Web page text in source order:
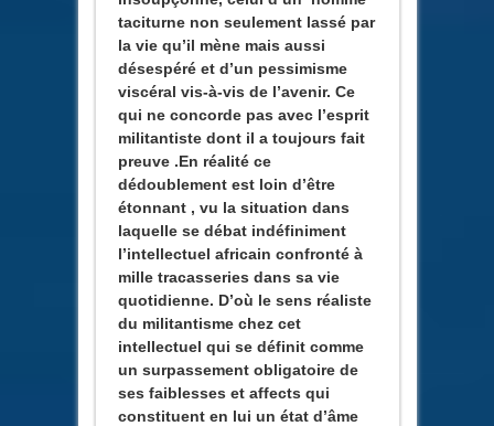
taciturne non seulement lassé par
la vie qu’il mène mais aussi
désespéré et d’un pessimisme
viscéral vis-à-vis de l’avenir. Ce
qui ne concorde pas avec l’esprit
militantiste dont il a toujours fait
preuve .En réalité ce
dédoublement est loin d’être
étonnant , vu la situation dans
laquelle se débat indéfiniment
l’intellectuel africain confronté à
mille tracasseries dans sa vie
quotidienne. D’où le sens réaliste
du militantisme chez cet
intellectuel qui se définit comme
un surpassement obligatoire de
ses faiblesses et affects qui
constituent en lui un état d’âme